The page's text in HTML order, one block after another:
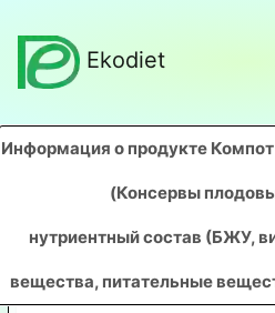
Ekodiet
Информация о продукте
(Консервы
нутриентный состав (БЖУ,
вещества, питательные